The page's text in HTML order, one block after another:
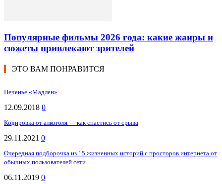
Популярные фильмы 2026 года: какие жанры и
сюжеты привлекают зрителей
ЭТО ВАМ ПОНРАВИТСЯ
Печенье «Мадлен»
12.09.2018 0
Кодировка от алкоголя — как спастись от срыва
29.11.2021 0
Очередная подборочка из 15 жизненных историй с просторов интернета от
обычных пользователей сети…
06.11.2019 0